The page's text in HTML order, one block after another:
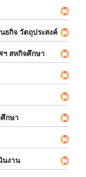
กิจ วัตถุประสงค์
สหกิจศึกษา
กษา
นงาน